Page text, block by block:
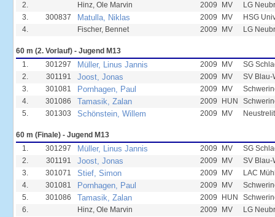
2.
Hinz, Ole Marvin 2009 MV
LG
3.
300837 Matulla, Niklas 2009 MV
HSG
4.
Fischer, Bennet 2009 MV LG
60 m (2. Vorlauf) - Jugend M13
1.
301297 Müller, Linus Jannis 2009 MV
SG
2.
301191 Joost, Jonas 2009 MV
SV Blau-
3.
301081 Pornhagen, Paul 2009 MV
4.
301086 Tamasik, Zalan 2009 HUN
5.
301303 Schönstein, Willem 2009 MV
60 m (Finale) - Jugend M13
1.
301297 Müller, Linus Jannis 2009 MV
SG
2.
301191 Joost, Jonas 2009 MV
SV Blau-
3.
301071 Stief, Simon 2009 MV
LAC
4.
301081 Pornhagen, Paul 2009 MV
5.
301086 Tamasik, Zalan 2009 HUN
6.
Hinz, Ole Marvin 2009 MV
LG